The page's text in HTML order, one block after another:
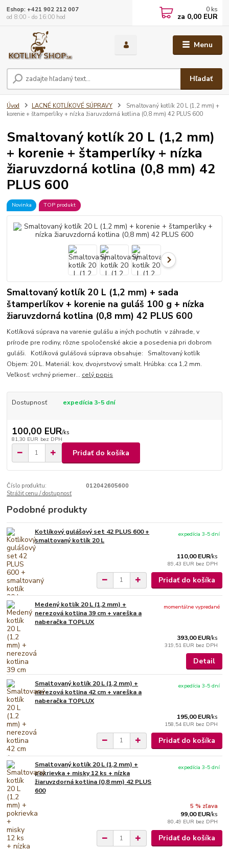
Menu
Hľadať
Eshop: +421 902 212 007
od 8:00 - do 16:00 hod
0 ks
za 0,00 EUR
Úvod LACNÉ KOTLÍKOVÉ SÚPRAVY
Smaltovaný kotlík 20 L (1,2 mm) +
korenie + štamperlíky + nízka žiaruvzdorná kotlina (0,8 mm) 42 PLUS 600
Smaltovaný kotlík 20 L (1,2 mm)
+ korenie + štamperlíky + nízka
žiaruvzdorná kotlina (0,8 mm) 42
PLUS 600
Novinka TOP produkt
Smaltovaný kotlík 20 L (1,2 mm) + sada
štamperlíkov + korenie na guláš 100 g + nízka
žiaruvzdorná kotlina (0,8 mm) 42 PLUS 600
Kotlíková súprava na varenie gulášu a iných pochutín v záhrade, v
prírode pre rodiny, rôzne spoločenské akcie a posedenia pri dobrom
guláši. Kotlíková gulášová súprava obsahuje: Smaltovaný kotlík
Objem: 20 L. Materiál: kov, dvojvrstvový smalt. Hrúbka: cca 1,2 mm.
Veľkosť: vrchný priemer... celý popis
Dostupnosť expedícia 3-5 dní
100,00 EUR/ks
81,30 EUR bez DPH
Pridať do košíka
Číslo produktu:
012042605600
Strážiť cenu / dostupnosť
Podobné produkty
Kotlíkový gulášový set 42 PLUS 600 +
smaltovaný kotlík 20 L
110,00 EUR/ks
89,43 EUR bez DPH
expedícia 3-5 dní
Pridať do košíka
Medený kotlík 20 L (1,2 mm) +
nerezová kotlina 39 cm + vareška a
naberačka TOPLUX
393,00 EUR/ks
319,51 EUR bez DPH
momentálne vypredané
Detail
Smaltovaný kotlík 20 L (1,2 mm) +
nerezová kotlina 42 cm + vareška a
naberačka TOPLUX
195,00 EUR/ks
158,54 EUR bez DPH
expedícia 3-5 dní
Pridať do košíka
Smaltovaný kotlík 20 L (1,2 mm) +
pokrievka + misky 12 ks + nízka
žiaruvzdorná kotlina (0,8 mm) 42 PLUS
600
5 % zľava
99,00 EUR/ks
80,49 EUR bez DPH
expedícia 3-5 dní
Pridať do košíka